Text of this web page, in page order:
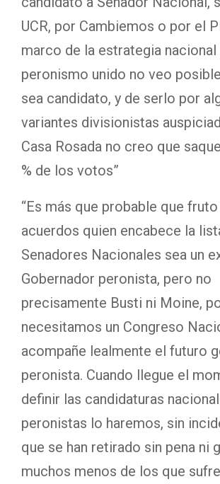
UCR, por Cambiemos o por el
marco de la estrategia nacional
peronismo unido no veo
sea candidato, y de serlo por
variantes divisionistas
Casa Rosada no creo que
% de los votos”
“Es más que probable que
acuerdos quien encabece la
Senadores Nacionales sea un
Gobernador peronista, pero no
precisamente Busti ni Moine,
necesitamos un Congreso
acompañe lealmente el futuro
peronista. Cuando llegue el
definir las candidaturas
peronistas lo haremos, sin
que se han retirado sin pena ni
muchos menos de los que